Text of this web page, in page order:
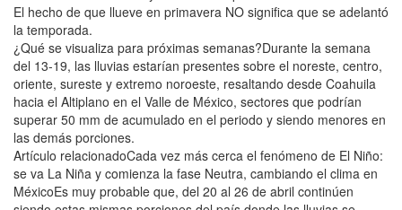
El hecho de que llueve en primavera NO significa que se adelantó
la temporada.
¿Qué se visualiza para próximas semanas?Durante la semana
del 13-19, las lluvias estarían presentes sobre el noreste, centro,
oriente, sureste y extremo noroeste, resaltando desde Coahuila
hacia el Altiplano en el Valle de México, sectores que podrían
superar 50 mm de acumulado en el periodo y siendo menores en
las demás porciones.
Artículo relacionadoCada vez más cerca el fenómeno de El Niño:
se va La Niña y comienza la fase Neutra, cambiando el clima en
MéxicoEs muy probable que, del 20 al 26 de abril continúen